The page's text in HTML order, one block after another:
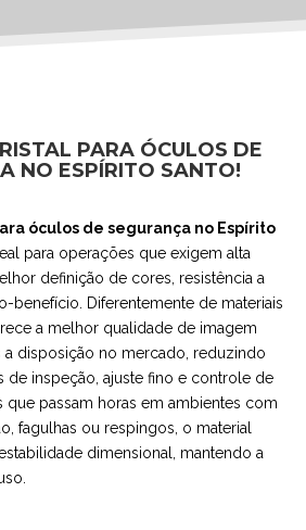
PARA ÓCULOS DE
NO ESPÍRITO SANTO!
óculos de segurança no Espírito
para operações que exigem alta
definição de cores, resistência a
benefício. Diferentemente de materiais
a melhor qualidade de imagem
a disposição no mercado, reduzindo
de inspeção, ajuste fino e controle de
que passam horas em ambientes com
fagulhas ou respingos, o material
dimensional, mantendo a